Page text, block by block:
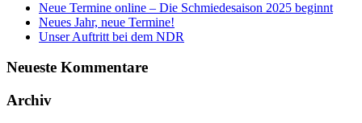
Neue Termine online – Die Schmiedesaison 2025 beginnt
Neues Jahr, neue Termine!
Unser Auftritt bei dem NDR
Neueste Kommentare
Archiv